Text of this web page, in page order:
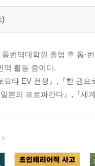
)
번역대학원 졸업 후 통·
역 활동 중이다.
요타 EV 전쟁』,『한 권
본의 프로파간다』,『세